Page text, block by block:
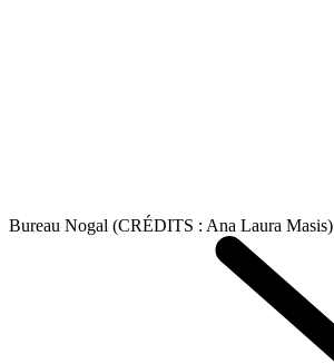
Bureau Nogal (CRÉDITS : Ana Laura Masis)